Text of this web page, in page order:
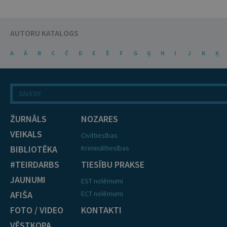
AUTORU KATALOGS
A Ā B C Č D E Ē F G Ģ H I J K Ķ
ŽURNĀLS
VEIKALS
BIBLIOTĒKA
#TEIRDARBS
JAUNUMI
AFIŠA
FOTO / VIDEO
NOZARES
Civiltiesības
Krimināltiesības
TIESĪBU PRAKSE
EST nolēmumi
ECT nolēmumi
KONTAKTI